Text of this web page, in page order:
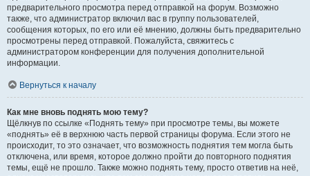
предварительного просмотра перед отправкой на форум. Возможно
также, что администратор включил вас в группу пользователей,
сообщения которых, по его или её мнению, должны быть предварительно
просмотрены перед отправкой. Пожалуйста, свяжитесь с
администратором конференции для получения дополнительной
информации.
Вернуться к началу
Как мне вновь поднять мою тему?
Щёлкнув по ссылке «Поднять тему» при просмотре темы, вы можете
«поднять» её в верхнюю часть первой страницы форума. Если этого не
происходит, то это означает, что возможность поднятия тем могла быть
отключена, или время, которое должно пройти до повторного поднятия
темы, ещё не прошло. Также можно поднять тему, просто ответив на неё,